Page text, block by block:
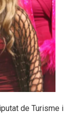
de Turisme i